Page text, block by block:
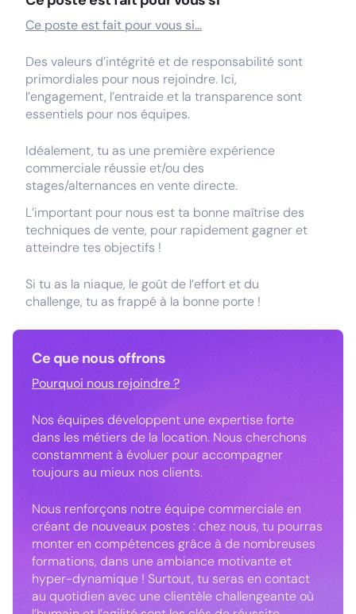
Ce poste est fait pour vous si…
Des valeurs d’intégrité et de responsabilité sont
primordiales pour nous rejoindre. Ici,
l’engagement, l’entraide et la transparence sont
essentiels pour nos équipes.
Idéalement, tu as une première expérience
commerciale réussie et/ou des
stages/alternances en vente directe.
L’important pour nous est ta bonne maîtrise des
techniques de vente, pour rapidement gagner et
atteindre tes objectifs !
Si tu as la niaque, le goût de l’effort et du
challenge, tu as frappé à la bonne porte !
Ce que nous offrons
Pourquoi nous rejoindre ?
Nos équipes développent une expertise forte
dans les métiers de la location. Nous cherchons
constamment à évoluer pour accompagner
toujours au mieux nos clients.
Nous renforçons notre équipe commerciale en
créant de nouveaux postes : chez nous, tu pourras
monter en compétences grâce à de nombreuses
formations, dans une ambiance motivante et
hyper-dynamique ! Surtout, tu seras en contact
au quotidien avec une clientèle challengeante où